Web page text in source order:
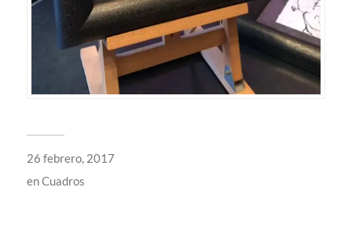
26 febrero, 2017
enCuadros